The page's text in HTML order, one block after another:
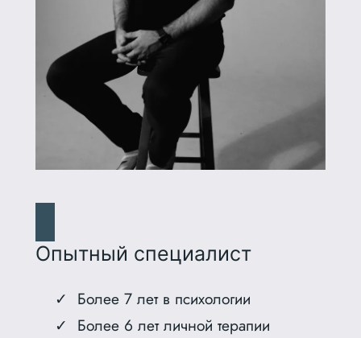
Опытный специалист
Более 7 лет в психологии
Более 6 лет личной терапии